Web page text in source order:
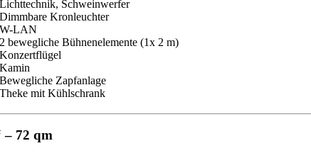
Schweinwerfer
Kronleuchter
LAN
bewegliche Bühnenelemente (1x 2 m)
Zapfanlage
mit Kühlschrank
– 72 qm